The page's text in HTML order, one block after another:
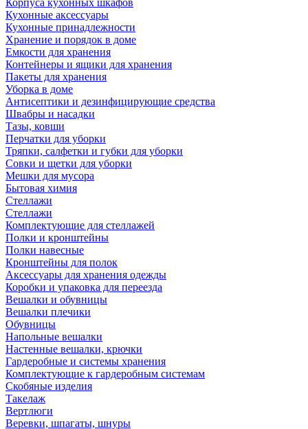
Корпуса кухонных шкафов
Кухонные аксессуары
Кухонные принадлежности
Хранение и порядок в доме
Емкости для хранения
Контейнеры и ящики для хранения
Пакеты для хранения
Уборка в доме
Антисептики и дезинфицирующие средства
Швабры и насадки
Тазы, ковши
Перчатки для уборки
Тряпки, салфетки и губки для уборки
Совки и щетки для уборки
Мешки для мусора
Бытовая химия
Стеллажи
Стеллажи
Комплектующие для стеллажей
Полки и кронштейны
Полки навесные
Кронштейны для полок
Аксессуары для хранения одежды
Коробки и упаковка для переезда
Вешалки и обувницы
Вешалки плечики
Обувницы
Напольные вешалки
Настенные вешалки, крючки
Гардеробные и системы хранения
Комплектующие к гардеробным системам
Скобяные изделия
Такелаж
Вертлюги
Веревки, шпагаты, шнуры